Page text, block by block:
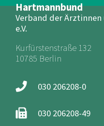
Hartmannbund
Verband der
e.V.
Kurfürstenstraße 132
10785 Berlin
030 206208-0
030 206208-49